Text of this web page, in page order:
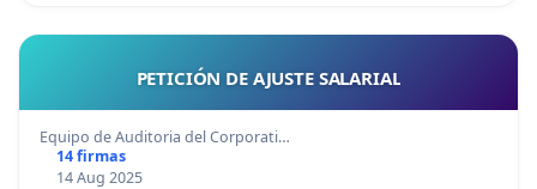
PETICIÓN DE AJUSTE SALARIAL
Equipo de Auditoria del Corporati…
14 firmas
14 Aug 2025